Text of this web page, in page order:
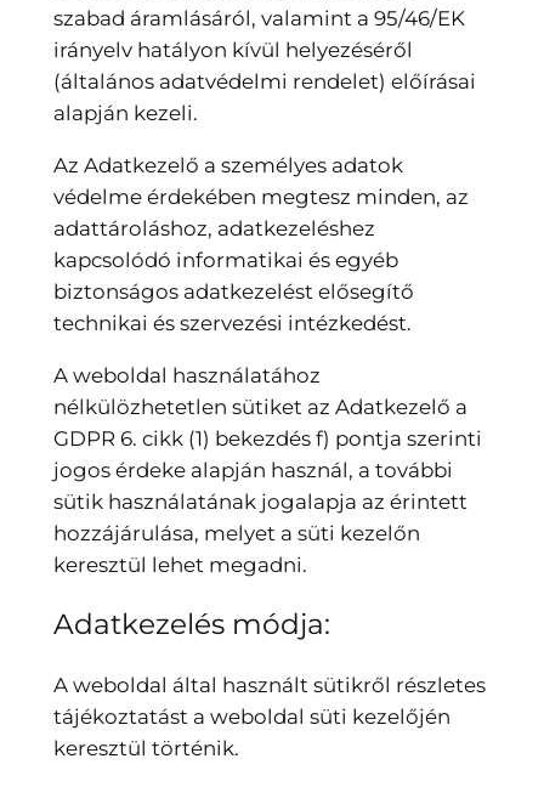
szabad áramlásáról, valamint a 95/46/EK
irányelv hatályon kívül helyezéséről
(általános adatvédelmi rendelet) előírásai
alapján kezeli.
Az Adatkezelő a személyes adatok
védelme érdekében megtesz minden, az
adattároláshoz, adatkezeléshez
kapcsolódó informatikai és egyéb
biztonságos adatkezelést elősegítő
technikai és szervezési intézkedést.
A weboldal használatához
nélkülözhetetlen sütiket az Adatkezelő a
GDPR 6. cikk (1) bekezdés f) pontja szerinti
jogos érdeke alapján használ, a további
sütik használatának jogalapja az érintett
hozzájárulása, melyet a süti kezelőn
keresztül lehet megadni.
Adatkezelés módja:
A weboldal által használt sütikről részletes
tájékoztatást a weboldal süti kezelőjén
keresztül történik.